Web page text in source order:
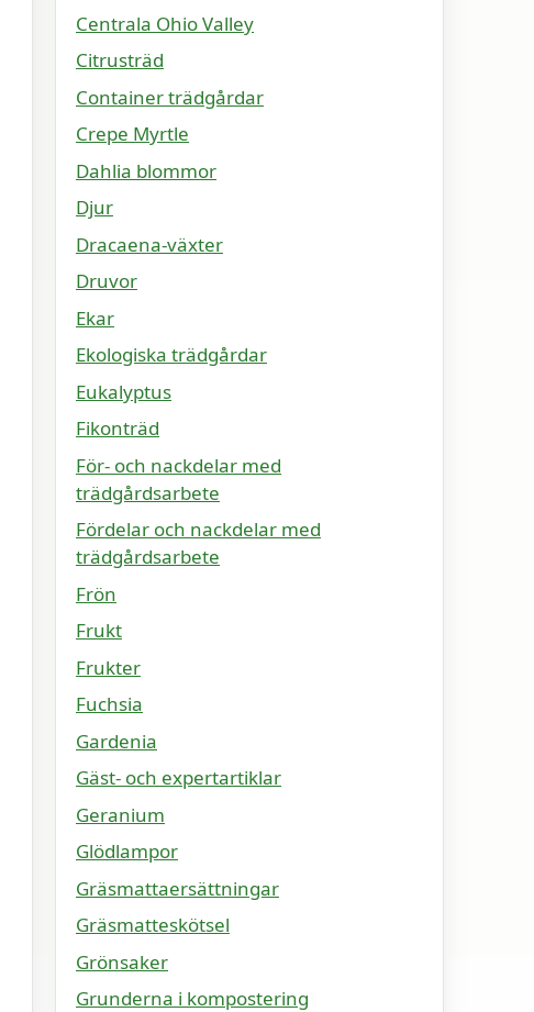
Centrala Ohio Valley
Citrusträd
Container trädgårdar
Crepe Myrtle
Dahlia blommor
Djur
Dracaena-växter
Druvor
Ekar
Ekologiska trädgårdar
Eukalyptus
Fikonträd
För- och nackdelar med
trädgårdsarbete
Fördelar och nackdelar med
trädgårdsarbete
Frön
Frukt
Frukter
Fuchsia
Gardenia
Gäst- och expertartiklar
Geranium
Glödlampor
Gräsmattaersättningar
Gräsmatteskötsel
Grönsaker
Grunderna i kompostering